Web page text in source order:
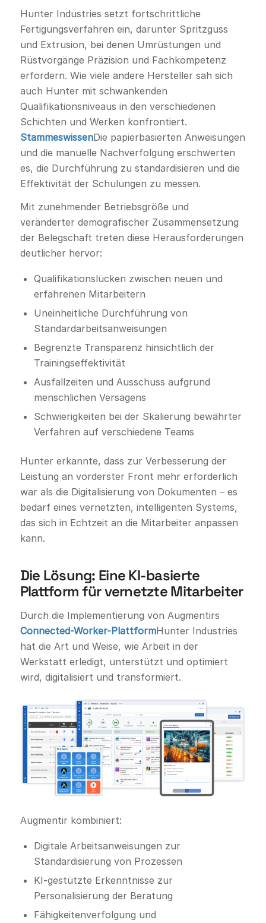
Hunter Industries setzt fortschrittliche
Fertigungsverfahren ein, darunter Spritzguss
und Extrusion, bei denen Umrüstungen und
Rüstvorgänge Präzision und Fachkompetenz
erfordern. Wie viele andere Hersteller sah sich
auch Hunter mit schwankenden
Qualifikationsniveaus in den verschiedenen
Schichten und Werken konfrontiert.
StammeswissenDie papierbasierten Anweisungen
und die manuelle Nachverfolgung erschwerten
es, die Durchführung zu standardisieren und die
Effektivität der Schulungen zu messen.
Mit zunehmender Betriebsgröße und
veränderter demografischer Zusammensetzung
der Belegschaft treten diese Herausforderungen
deutlicher hervor:
Qualifikationslücken zwischen neuen und
erfahrenen Mitarbeitern
Uneinheitliche Durchführung von
Standardarbeitsanweisungen
Begrenzte Transparenz hinsichtlich der
Trainingseffektivität
Ausfallzeiten und Ausschuss aufgrund
menschlichen Versagens
Schwierigkeiten bei der Skalierung bewährter
Verfahren auf verschiedene Teams
Hunter erkannte, dass zur Verbesserung der
Leistung an vorderster Front mehr erforderlich
war als die Digitalisierung von Dokumenten – es
bedarf eines vernetzten, intelligenten Systems,
das sich in Echtzeit an die Mitarbeiter anpassen
kann.
Die Lösung: Eine KI-basierte
Plattform für vernetzte Mitarbeiter
Durch die Implementierung von Augmentirs
Connected-Worker-PlattformHunter Industries
hat die Art und Weise, wie Arbeit in der
Werkstatt erledigt, unterstützt und optimiert
wird, digitalisiert und transformiert.
Augmentir kombiniert:
Digitale Arbeitsanweisungen zur
Standardisierung von Prozessen
KI-gestützte Erkenntnisse zur
Personalisierung der Beratung
Fähigkeitenverfolgung und